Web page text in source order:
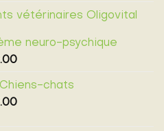
vétérinaires Oligovital
neuro-psychique
chats